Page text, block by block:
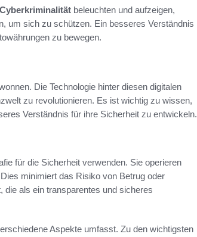
Cyberkriminalität beleuchten und aufzeigen,
um sich zu schützen. Ein besseres Verständnis
zu bewegen.
Die Technologie hinter diesen digitalen
zu revolutionieren. Es ist wichtig zu wissen,
Verständnis für ihre Sicherheit zu entwickeln.
für die Sicherheit verwenden. Sie operieren
minimiert das Risiko von Betrug oder
die als ein transparentes und sicheres
Aspekte umfasst. Zu den wichtigsten